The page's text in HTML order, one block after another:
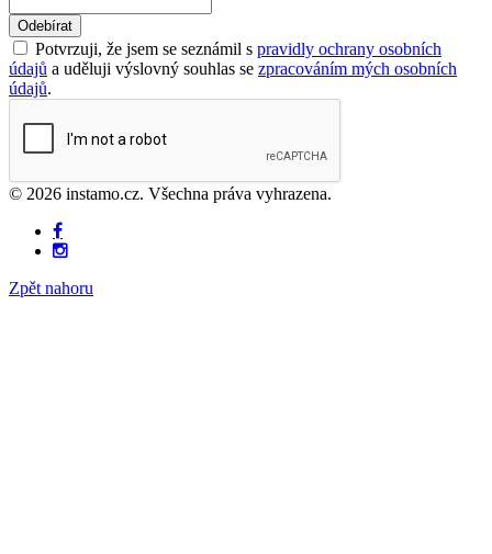
Odebírat
Potvrzuji, že jsem se seznámil s pravidly ochrany osobních
údajů a uděluji výslovný souhlas se zpracováním mých osobních
údajů.
© 2026 instamo.cz. Všechna práva vyhrazena.
Zpět nahoru